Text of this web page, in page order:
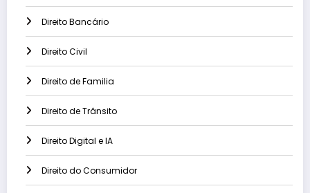
Direito Bancário
Direito Civil
Direito de Familia
Direito de Trânsito
Direito Digital e IA
Direito do Consumidor